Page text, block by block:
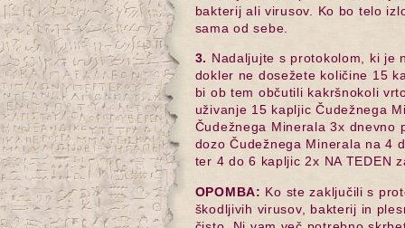
bakterij ali virusov. Ko bo telo
sama od sebe.
3. Nadaljujte s protokolom, ki je
dokler ne dosežete količine 15
bi ob tem občutili kakršnokoli
uživanje 15 kapljic Čudežnega
Čudežnega Minerala 3x dnevno
dozo Čudežnega Minerala na 4
ter 4 do 6 kapljic 2x NA TEDEN
OPOMBA: Ko ste zaključili s
škodljivih virusov, bakterij in